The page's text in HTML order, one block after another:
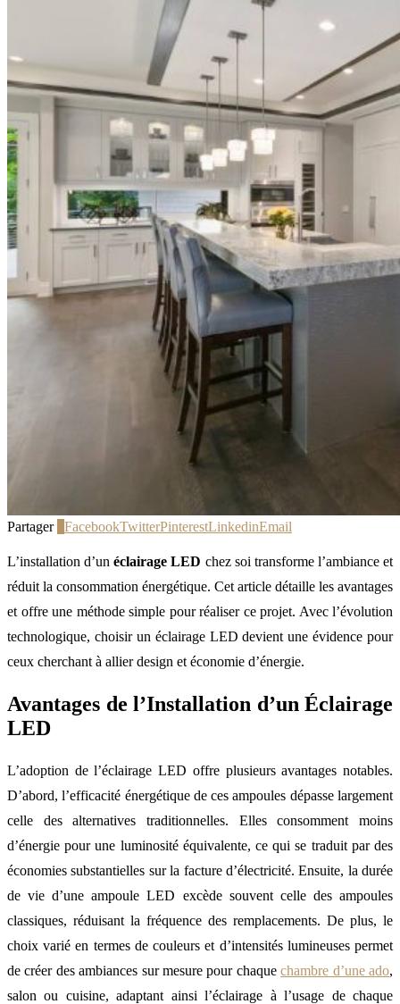
Partager FacebookTwitterPinterestLinkedinEmail
L’installation d’unéclairage LED chez soi transforme l’ambiance et
réduit la consommation énergétique. Cet article détaille les avantages
et offre une méthode simple pour réaliser ce projet. Avec l’évolution
technologique, choisir un éclairage LED devient une évidence pour
ceux cherchant à allier design et économie d’énergie.
Avantages de l’Installation d’un Éclairage
LED
L’adoption de l’éclairage LED offre plusieurs avantages notables.
D’abord, l’efficacité énergétique de ces ampoules dépasse largement
celle des alternatives traditionnelles. Elles consomment moins
d’énergie pour une luminosité équivalente, ce qui se traduit par des
économies substantielles sur la facture d’électricité. Ensuite, la durée
de vie d’une ampoule LED excède souvent celle des ampoules
classiques, réduisant la fréquence des remplacements. De plus, le
choix varié en termes de couleurs et d’intensités lumineuses permet
de créer des ambiances sur mesure pour chaquechambre d’une ado,
salon ou cuisine, adaptant ainsi l’éclairage à l’usage de chaque